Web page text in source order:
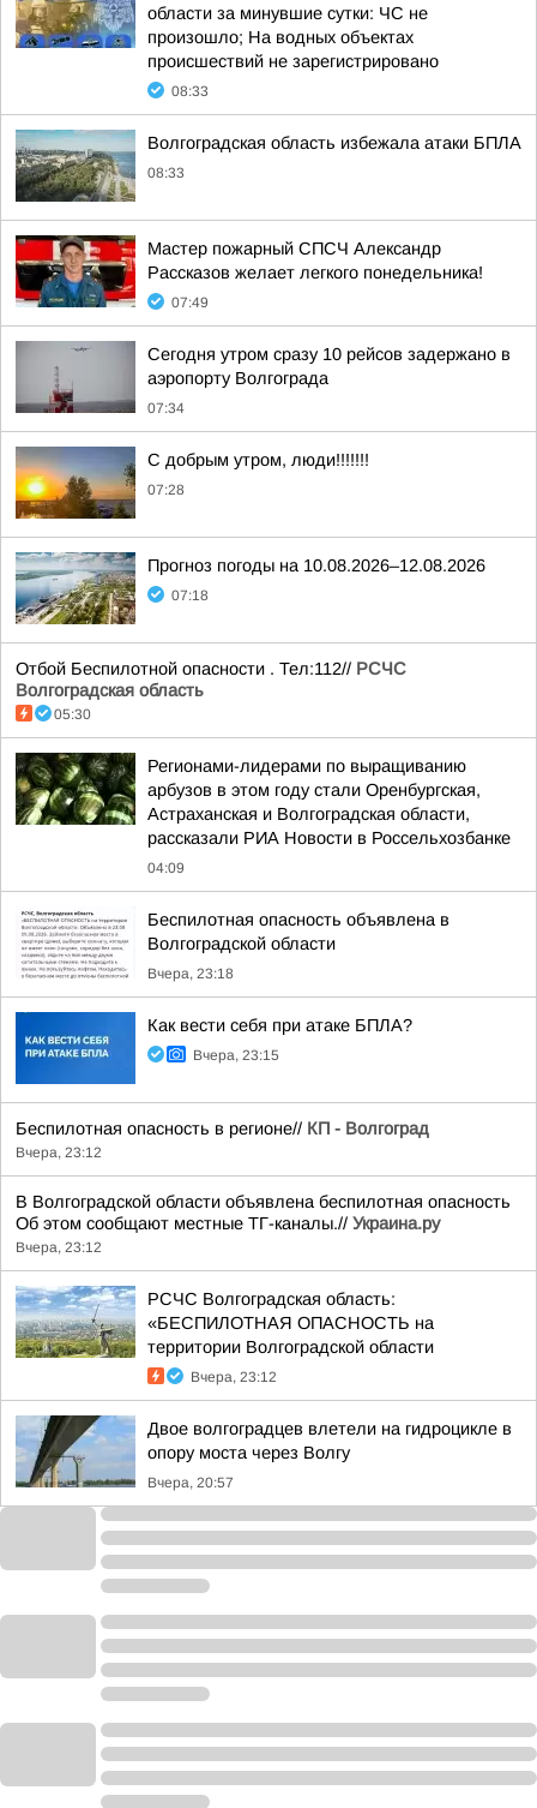
области за минувшие сутки: ЧС не
произошло; На водных объектах
происшествий не зарегистрировано
08:33
Волгоградская область избежала атаки БПЛА
08:33
Мастер пожарный СПСЧ Александр
Рассказов желает легкого понедельника!
07:49
Сегодня утром сразу 10 рейсов задержано в
аэропорту Волгограда
07:34
С добрым утром, люди!!!!!!!
07:28
Прогноз погоды на 10.08.2026–12.08.2026
07:18
Отбой Беспилотной опасности . Тел:112// РСЧС
Волгоградская область
05:30
Регионами-лидерами по выращиванию
арбузов в этом году стали Оренбургская,
Астраханская и Волгоградская области,
рассказали РИА Новости в Россельхозбанке
04:09
Беспилотная опасность объявлена в
Волгоградской области
Вчера, 23:18
Как вести себя при атаке БПЛА?
Вчера, 23:15
Беспилотная опасность в регионе// КП - Волгоград
Вчера, 23:12
В Волгоградской области объявлена беспилотная опасность
Об этом сообщают местные ТГ-каналы.// Украина.ру
Вчера, 23:12
РСЧС Волгоградская область:
«БЕСПИЛОТНАЯ ОПАСНОСТЬ на
территории Волгоградской области
Вчера, 23:12
Двое волгоградцев влетели на гидроцикле в
опору моста через Волгу
Вчера, 20:57